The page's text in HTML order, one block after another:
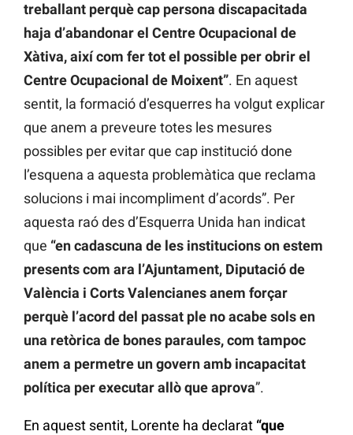
treballant perquè cap persona discapacitada
haja d’abandonar el Centre Ocupacional de
Xàtiva, així com fer tot el possible per obrir el
Centre Ocupacional de Moixent”. En aquest
sentit, la formació d’esquerres ha volgut explicar
que anem a preveure totes les mesures
possibles per evitar que cap institució done
l’esquena a aquesta problemàtica que reclama
solucions i mai incompliment d’acords”. Per
aquesta raó des d’Esquerra Unida han indicat
que “en cadascuna de les institucions on estem
presents com ara l’Ajuntament, Diputació de
València i Corts Valencianes anem forçar
perquè l’acord del passat ple no acabe sols en
una retòrica de bones paraules, com tampoc
anem a permetre un govern amb incapacitat
política per executar allò que aprova”.
En aquest sentit, Lorente ha declarat “que